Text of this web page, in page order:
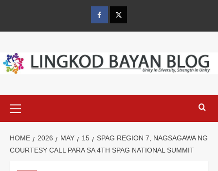
content
FacebookTwitter
Menu
HOME 2026 MAY 15
SPAG REGION 7, NAGSAGAWA NG
COURTESY CALL PARA SA 4TH SPAG NATIONAL SUMMIT